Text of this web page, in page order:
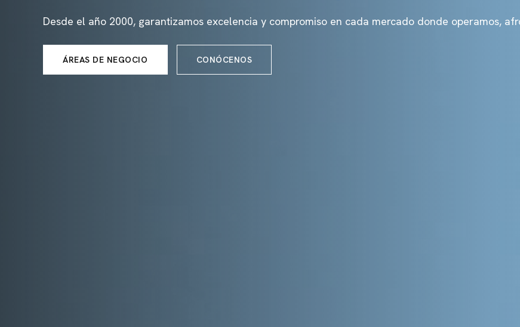
Desde el año 2000, garantizamos excelencia y compromiso en cada mercado donde operamos,
ÁREAS DE NEGOCIO CONÓCENOS